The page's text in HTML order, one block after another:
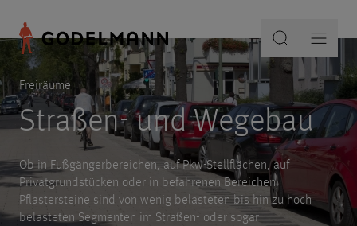
Freiräume
Straßen- und Wegebau
Ob in Fußgängerbereichen, auf Pkw-Stellflächen, auf
Privatgrundstücken oder in befahrenen Bereichen:
Pflastersteine sind von wenig belasteten bis hin zu hoch
belasteten Segmenten im Straßen- oder sogar